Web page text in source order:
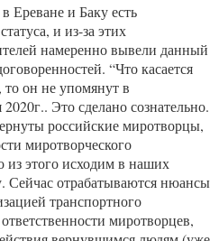
и Баку есть
и из-за этих
намеренно вывели данный
“Что касается
то он не упомянут в
Это сделано сознательно.
российские миротворцы,
миротворческого
из этого исходим в наших
Сейчас отрабатываются нюансы
транспортного
миротворцев,